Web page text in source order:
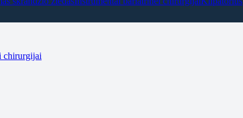
chirurgijai